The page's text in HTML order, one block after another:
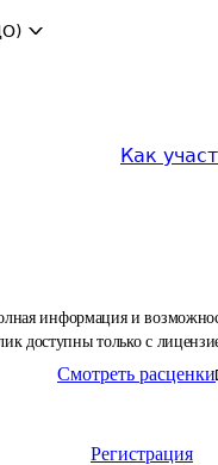
Как
информация и
доступны только с
Смотреть расценки
Регистрация